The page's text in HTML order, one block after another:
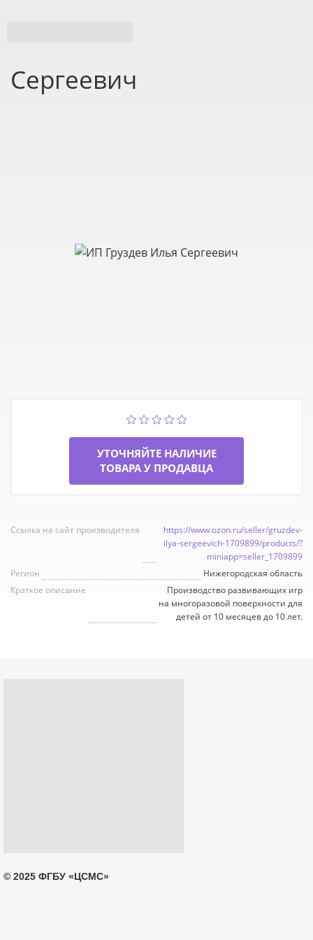
Сергеевич
УТОЧНЯЙТЕ НАЛИЧИЕ
ТОВАРА У ПРОДАВЦА
Ссылка на сайт производителя
https://www.ozon.ru/seller/gruzdev-
ilya-sergeevich-1709899/products/?
miniapp=seller_1709899
Регион
Нижегородская область
Краткое описание
Производство развивающих игр
на многоразовой поверхности для
детей от 10 месяцев до 10 лет.
© 2025 ФГБУ «ЦСМС»